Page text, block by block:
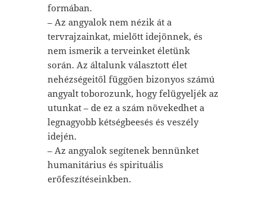
formában.
– Az angyalok nem nézik át a
tervrajzainkat, mielőtt idejönnek, és
nem ismerik a terveinket életünk
során. Az általunk választott élet
nehézségeitől függően bizonyos számú
angyalt toborozunk, hogy felügyeljék az
utunkat – de ez a szám növekedhet a
legnagyobb kétségbeesés és veszély
idején.
– Az angyalok segítenek bennünket
humanitárius és spirituális
erőfeszítéseinkben.